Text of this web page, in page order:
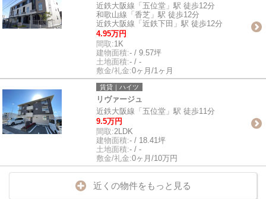
近鉄大阪線「五位堂」駅 徒歩12分
和歌山線「香芝」駅 徒歩12分
近鉄大阪線「近鉄下田」駅 徒歩12分
4.95万円
間取:1K
建物面積:- / 9.57坪
土地面積:- / -
敷金/礼金:0ヶ月/1ヶ月
賃貸｜ハイツ
リヴァージュ
近鉄大阪線「五位堂」駅 徒歩11分
9.5万円
間取:2LDK
建物面積:- / 18.41坪
土地面積:- / -
敷金/礼金:0ヶ月/10万円
近くの物件をもっと見る